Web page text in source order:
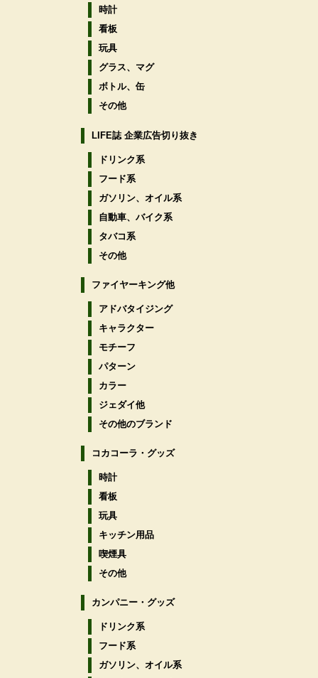
時計
看板
玩具
グラス、マグ
ボトル、缶
その他
LIFE誌 企業広告切り抜き
ドリンク系
フード系
ガソリン、オイル系
自動車、バイク系
タバコ系
その他
ファイヤーキング他
アドバタイジング
キャラクター
モチーフ
パターン
カラー
ジェダイ他
その他のブランド
コカコーラ・グッズ
時計
看板
玩具
キッチン用品
喫煙具
その他
カンパニー・グッズ
ドリンク系
フード系
ガソリン、オイル系